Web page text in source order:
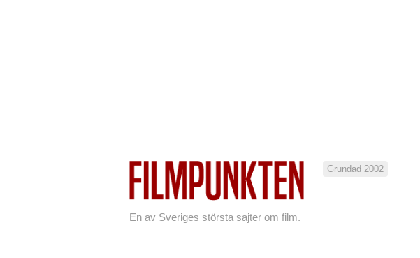
En av Sveriges största sajter om film.
Grundad 2002